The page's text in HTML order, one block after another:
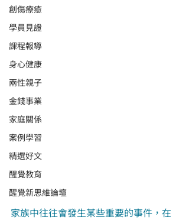
創傷療癒
學員見證
課程報導
身心健康
兩性親子
金錢事業
家庭關係
案例學習
精選好文
醒覺教育
醒覺新思維論壇
家族中往往會發生某些重要的事件，在